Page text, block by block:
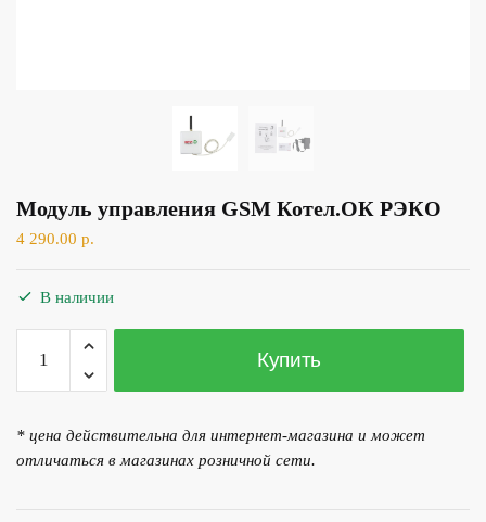
Модуль управления GSM Котел.ОК РЭКО
4 290.00 р.
В наличии
Количество
товара
Модуль
GSM
Котел.ОК
Купить
* цена действительна для интернет-магазина и может
отличаться в магазинах розничной сети.